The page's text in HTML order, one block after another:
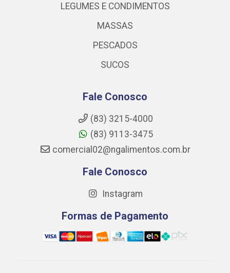
LEGUMES E CONDIMENTOS
MASSAS
PESCADOS
SUCOS
Fale Conosco
(83) 3215-4000
(83) 9113-3475
comercial02@ngalimentos.com.br
Fale Conosco
Instagram
Formas de Pagamento